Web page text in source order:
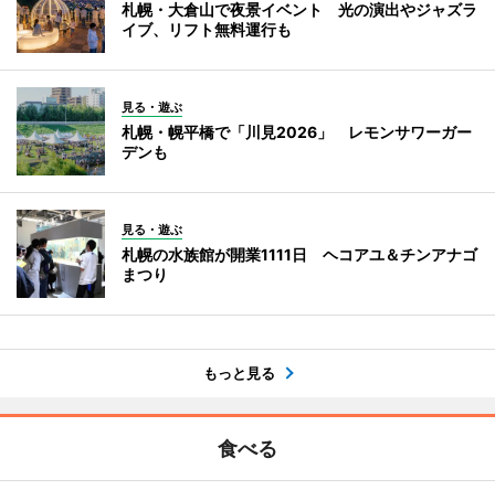
札幌・大倉山で夜景イベント 光の演出やジャズラ
イブ、リフト無料運行も
見る・遊ぶ
札幌・幌平橋で「川見2026」 レモンサワーガー
デンも
見る・遊ぶ
札幌の水族館が開業1111日 ヘコアユ＆チンアナゴ
まつり
もっと見る
食べる